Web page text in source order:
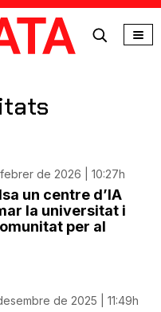
de 2026 | 10:27h
un centre d’IA
la universitat i
per al
de 2025 | 11:49h